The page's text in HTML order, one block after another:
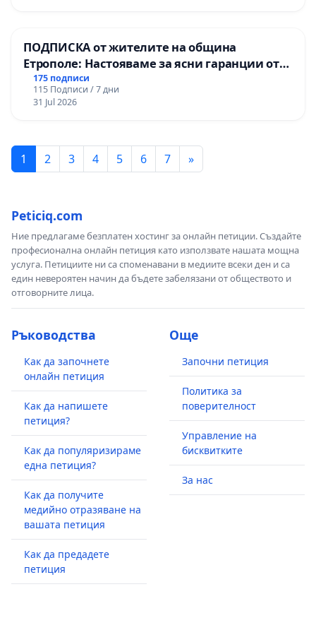
ПОДПИСКА от жителите на община
Етрополе: Настояваме за ясни гаранции от
“Елаците-МЕД” АД и от държавата, че ще се
изпълнят всички екологични норми!
175 подписи
115 Подписи / 7 дни
31 Jul 2026
1 2 3 4 5 6 7 »
Peticiq.com
Ние предлагаме безплатен хостинг за онлайн петиции. Създайте
професионална онлайн петиция като използвате нашата мощна
услуга. Петициите ни са споменавани в медиите всеки ден и са
един невероятен начин да бъдете забелязани от обществото и
отговорните лица.
Ръководства
Как да започнете
онлайн петиция
Как да напишете
петиция?
Как да популяризираме
една петиция?
Как да получите
медийно отразяване на
вашата петиция
Как да предадете
петиция
Още
Започни петиция
Политика за
поверителност
Управление на
бисквитките
За нас